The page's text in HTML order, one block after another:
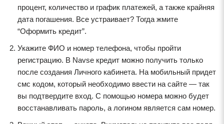
процент, количество и график платежей, а также крайняя
дата погашения. Все устраивает? Тогда жмите
“Оформить кредит”.
Укажите ФИО и номер телефона, чтобы пройти
регистрацию. В Navse кредит можно получить только
после создания Личного кабинета. На мобильный придет
смс кодом, который необходимо ввести на сайте — так
вы подтвердите вход. С помощью номера можно будет
восстанавливать пароль, а логином является сам номер.